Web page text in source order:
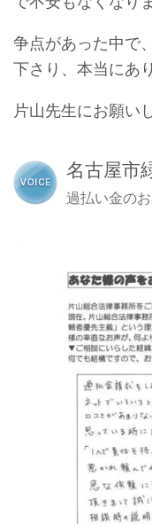
争点があった中で
下さり、本当にあ
片山先生にお願い
名古屋市
過払い金の